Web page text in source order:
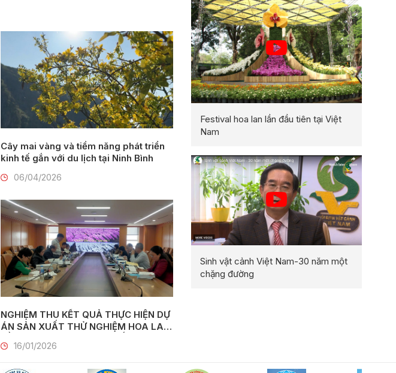
Cây mai vàng và tiềm năng phát triển
kinh tế gắn với du lịch tại Ninh Bình
06/04/2026
NGHIỆM THU KẾT QUẢ THỰC HIỆN DỰ
ÁN SẢN XUẤT THỬ NGHIỆM HOA LAN
MÔ CÔNG NGHIỆP
16/01/2026
Festival hoa lan lần đầu tiên tại Việt
Nam
Sinh vật cảnh Việt Nam-30 năm một
chặng đường